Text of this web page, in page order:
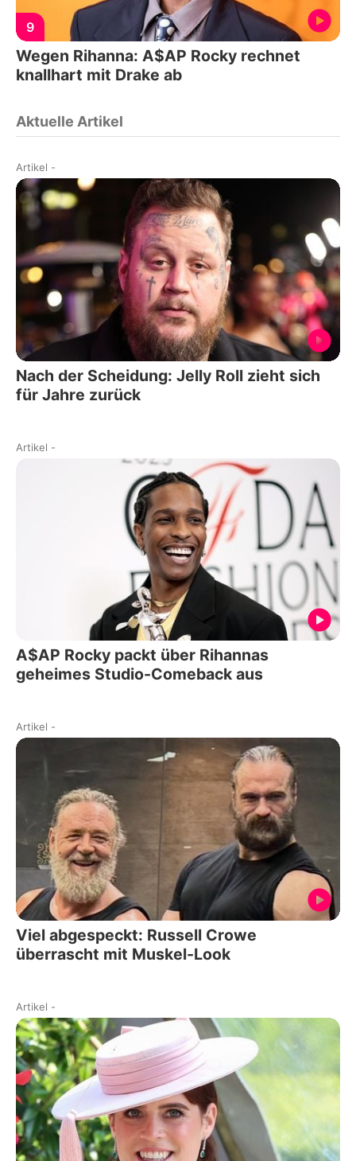
9
Wegen Rihanna: A$AP Rocky rechnet
knallhart mit Drake ab
Aktuelle Artikel
Artikel -
Nach der Scheidung: Jelly Roll zieht sich
für Jahre zurück
Artikel -
A$AP Rocky packt über Rihannas
geheimes Studio-Comeback aus
Artikel -
Viel abgespeckt: Russell Crowe
überrascht mit Muskel-Look
Artikel -